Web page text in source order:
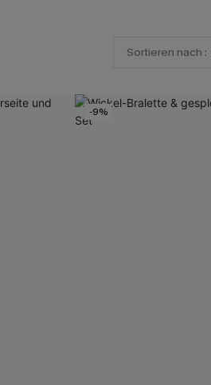
Sortieren nach :
-9%